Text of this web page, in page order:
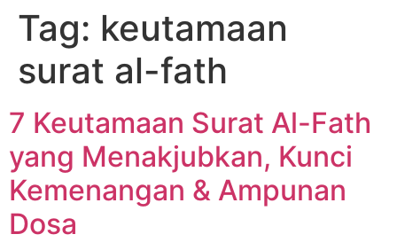
Tag: keutamaan
surat al-fath
7 Keutamaan Surat Al-Fath
yang Menakjubkan, Kunci
Kemenangan & Ampunan
Dosa